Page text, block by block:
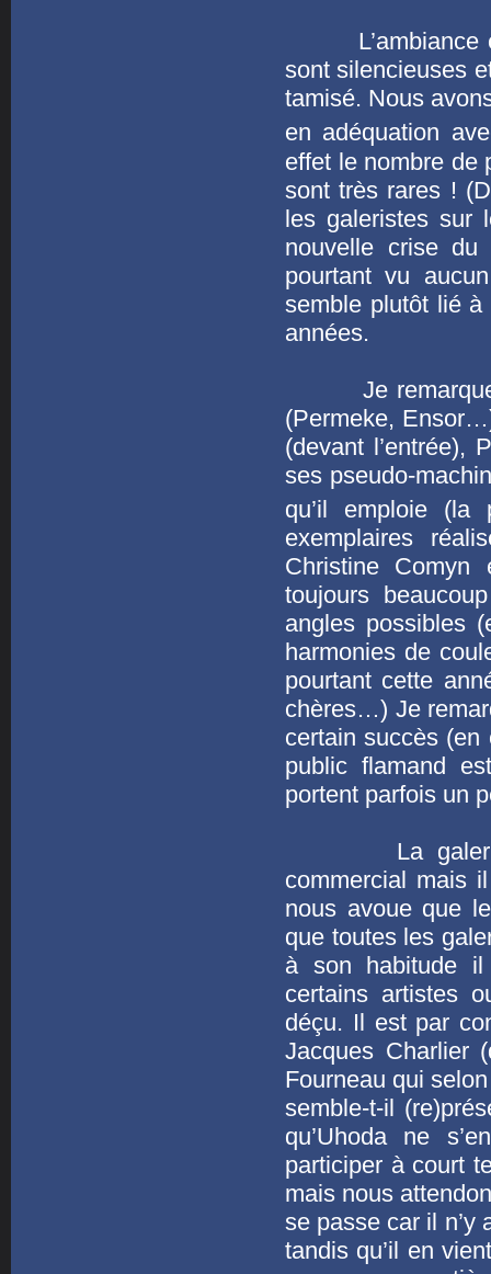
L’ambiance
sont silencieuses
tamisé. Nous
en adéquation
effet le nombre de
sont très rares !
les galeristes sur
nouvelle crise du
pourtant vu
semble plutôt lié
années.
Je remarque
(Permeke,
(devant l’entrée),
ses pseudo-
qu’il emploie
exemplaires
Christine
toujours
angles possibles
harmonies de
pourtant cette
chères…) Je
certain succès (en
public flamand
portent parfois un
La galerie de
commercial mais
nous avoue que
que toutes les
à son habitude il
certains artistes
déçu. Il est par
Jacques Charlier
Fourneau qui
semble-t-il
qu’Uhoda ne
participer à court
mais nous
se passe car il n’y
tandis qu’il en